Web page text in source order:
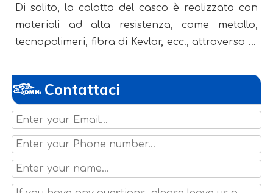
Di solito, la calotta del casco è realizzata con
materiali ad alta resistenza, come metallo,
tecnopolimeri, fibra di Kevlar, ecc., attraverso la
parte dell'impatto; il materiale del rivestimento
ha la capacità di assorbire il sudore,
mantenere il calore e assorbire gli urti. Gli
elmetti militari hanno spesso la funzione
Contattaci